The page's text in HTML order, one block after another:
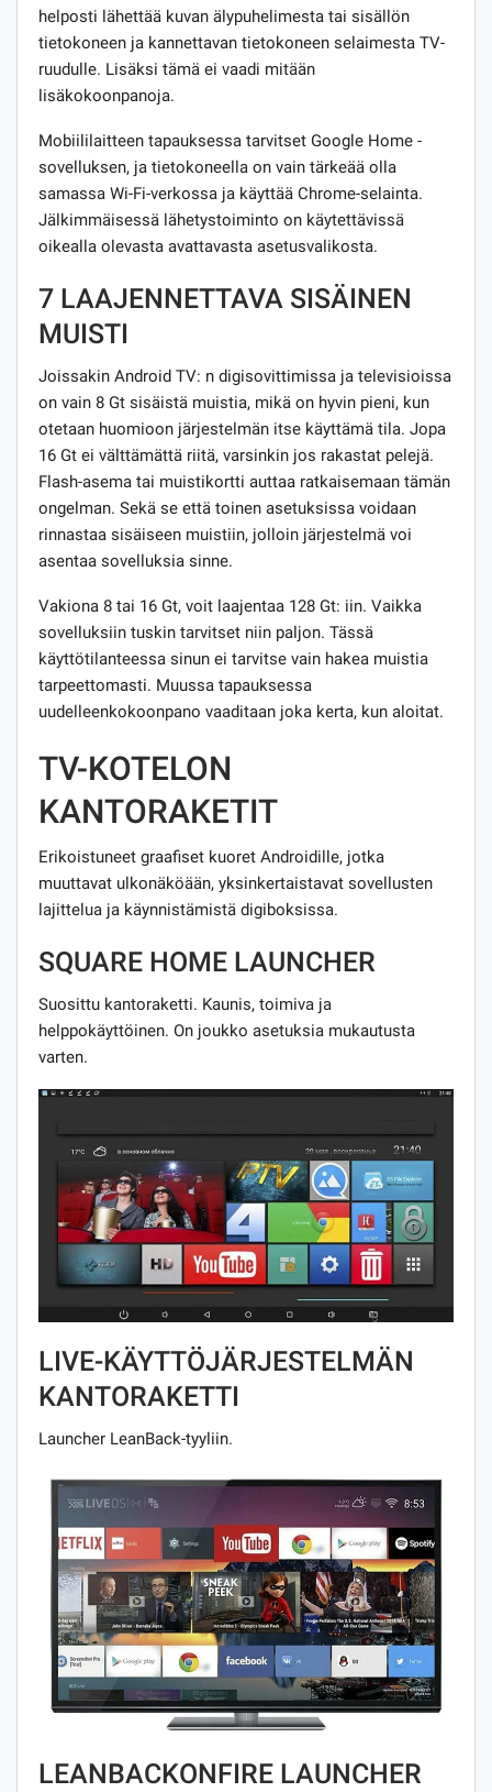
helposti lähettää kuvan älypuhelimesta tai sisällön
tietokoneen ja kannettavan tietokoneen selaimesta TV-
ruudulle. Lisäksi tämä ei vaadi mitään
lisäkokoonpanoja.
Mobiililaitteen tapauksessa tarvitset Google Home -
sovelluksen, ja tietokoneella on vain tärkeää olla
samassa Wi-Fi-verkossa ja käyttää Chrome-selainta.
Jälkimmäisessä lähetystoiminto on käytettävissä
oikealla olevasta avattavasta asetusvalikosta.
7 LAAJENNETTAVA SISÄINEN
MUISTI
Joissakin Android TV: n digisovittimissa ja televisioissa
on vain 8 Gt sisäistä muistia, mikä on hyvin pieni, kun
otetaan huomioon järjestelmän itse käyttämä tila. Jopa
16 Gt ei välttämättä riitä, varsinkin jos rakastat pelejä.
Flash-asema tai muistikortti auttaa ratkaisemaan tämän
ongelman. Sekä se että toinen asetuksissa voidaan
rinnastaa sisäiseen muistiin, jolloin järjestelmä voi
asentaa sovelluksia sinne.
Vakiona 8 tai 16 Gt, voit laajentaa 128 Gt: iin. Vaikka
sovelluksiin tuskin tarvitset niin paljon. Tässä
käyttötilanteessa sinun ei tarvitse vain hakea muistia
tarpeettomasti. Muussa tapauksessa
uudelleenkokoonpano vaaditaan joka kerta, kun aloitat.
TV-KOTELON
KANTORAKETIT
Erikoistuneet graafiset kuoret Androidille, jotka
muuttavat ulkonäköään, yksinkertaistavat sovellusten
lajittelua ja käynnistämistä digiboksissa.
SQUARE HOME LAUNCHER
Suosittu kantoraketti. Kaunis, toimiva ja
helppokäyttöinen. On joukko asetuksia mukautusta
varten.
LIVE-KÄYTTÖJÄRJESTELMÄN
KANTORAKETTI
Launcher LeanBack-tyyliin.
LEANBACKONFIRE LAUNCHER